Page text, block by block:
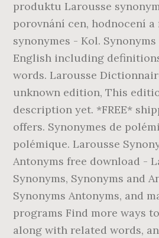
produktu Larousse
porovnání cen, hodnocení a
synonymes - Kol.
English including
words. Larousse
unknown edition, This
description yet. *FREE*
offers. Synonymes de
polémique. Larousse
Antonyms free download -
Synonyms, Synonyms and
Synonyms Antonyms, and
programs Find more ways
along with related words,